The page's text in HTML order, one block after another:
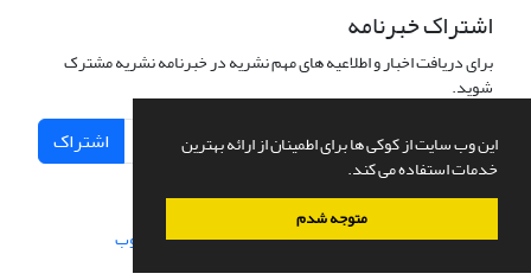
این وب سایت از کوکی ها برای اطمینان از ارائه بهترین
خدمات استفاده می کند.
متوجه شدم
اشتراک خبرنامه
برای دریافت اخبار و اطلاعیه های مهم نشریه در خبرنامه نشریه مشترک
شوید.
اشتراک
سامانه مدیریت نشریات علمی.طراحی و پیاده سازی از سیناوب